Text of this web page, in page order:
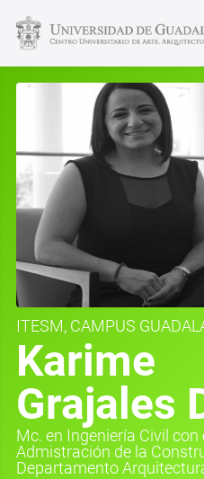
ITESM, CAMPUS
Karime
Grajales
Mc. en Ingeniería Civil
Admistración de la
Departamento